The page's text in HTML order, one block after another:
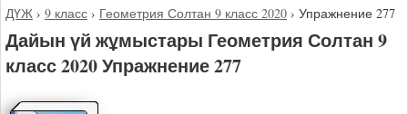
ДҮЖ › 9 класс › Геометрия Солтан 9 класс 2020 › Упражнение 277
Дайын үй жұмыстары Геометрия Солтан 9
класс 2020 Упражнение 277